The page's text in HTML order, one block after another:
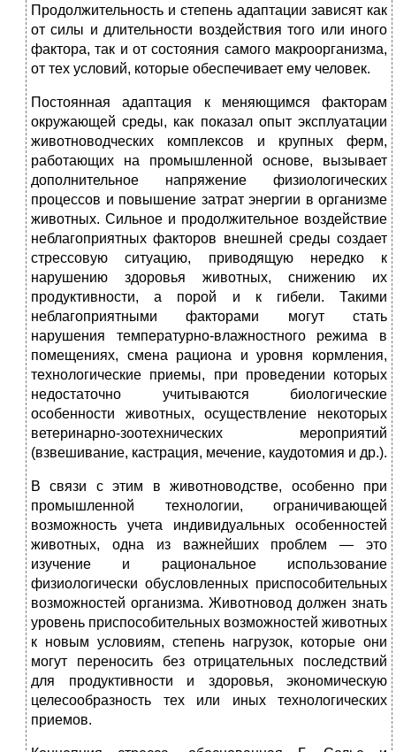
Продолжительность и степень адаптации зависят как
от силы и длительности воздействия того или иного
фактора, так и от состояния самого макроорганизма,
от тех условий, которые обеспечивает ему человек.
Постоянная адаптация к меняющимся факторам
окружающей среды, как показал опыт эксплуатации
животноводческих комплексов и крупных ферм,
работающих на промышленной основе, вызывает
дополнительное напряжение физиологических
процессов и повышение затрат энергии в организме
животных. Сильное и продолжительное воздействие
неблагоприятных факторов внешней среды создает
стрессовую ситуацию, приводящую нередко к
нарушению здоровья животных, снижению их
продуктивности, а порой и к гибели. Такими
неблагоприятными факторами могут стать
нарушения температурно-влажностного режима в
помещениях, смена рациона и уровня кормления,
технологические приемы, при проведении которых
недостаточно учитываются биологические
особенности животных, осуществление некоторых
ветеринарно-зоотехнических мероприятий
(взвешивание, кастрация, мечение, каудотомия и др.).
В связи с этим в животноводстве, особенно при
промышленной технологии, ограничивающей
возможность учета индивидуальных особенностей
животных, одна из важнейших проблем — это
изучение и рациональное использование
физиологически обусловленных приспособительных
возможностей организма. Животновод должен знать
уровень приспособительных возможностей животных
к новым условиям, степень нагрузок, которые они
могут переносить без отрицательных последствий
для продуктивности и здоровья, экономическую
целесообразность тех или иных технологических
приемов.